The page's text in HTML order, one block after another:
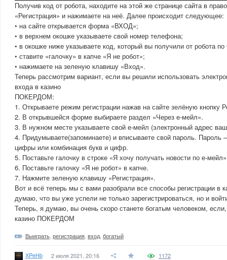
Получив код от робота, находите на этой же странице сайта в
«Регистрация» и нажимаете на неё. Далее происходит следующее:
• на сайте открывается форма «ВХОД»;
• в верхнем окошке указываете свой номер телефона;
• в окошке ниже указываете код, который вы получили от робота
• ставите «галочку» в капче «Я не робот»;
• нажимаете на зеленую клавишу «Вход».
Теперь рассмотрим вариант, если вы решили использовать
входа в казино
ПОКЕРДОМ:
1. Открываете режим регистрации нажав на сайте зелёную кнопку
2. В открывшейся форме выбираете раздел «Через е-мейл».
3. В нужном месте указываете свой е-мейл (электронный адрес
4. Придумываете(запоминаете) и вписываете свой пароль. Пароль
цифры или комбинация букв и цифр.
5. Поставьте галочку в строке «Я хочу получать новости по е-
6. Поставьте галочку «Я не робот» в капче.
7. Нажмите зеленую клавишу «Регистрация».
Вот и всё теперь мы с вами разобрали все способы регистрации
думаю, что вы уже успели не только зарегистрироваться, но и
Теперь, я думаю, вы очень скоро станете богатым человеком,
казино ПОКЕРДОМ
Выиграть регистрация вход богатый
XPeHb 2 июля 2021, 20:16 1172